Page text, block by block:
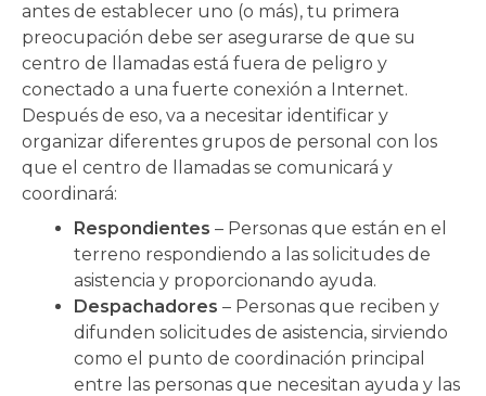
antes de establecer uno (o más), tu primera
preocupación debe ser asegurarse de que su
centro de llamadas está fuera de peligro y
conectado a una fuerte conexión a Internet.
Después de eso, va a necesitar identificar y
organizar diferentes grupos de personal con los
que el centro de llamadas se comunicará y
coordinará:
Respondientes – Personas que están en el
terreno respondiendo a las solicitudes de
asistencia y proporcionando ayuda.
Despachadores – Personas que reciben y
difunden solicitudes de asistencia, sirviendo
como el punto de coordinación principal
entre las personas que necesitan ayuda y las